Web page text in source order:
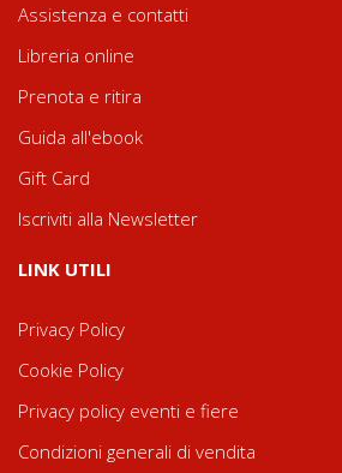
Assistenza e contatti
Libreria online
Prenota e ritira
Guida all'ebook
Gift Card
Iscriviti alla Newsletter
LINK UTILI
Privacy Policy
Cookie Policy
Privacy policy eventi e fiere
Condizioni generali di vendita